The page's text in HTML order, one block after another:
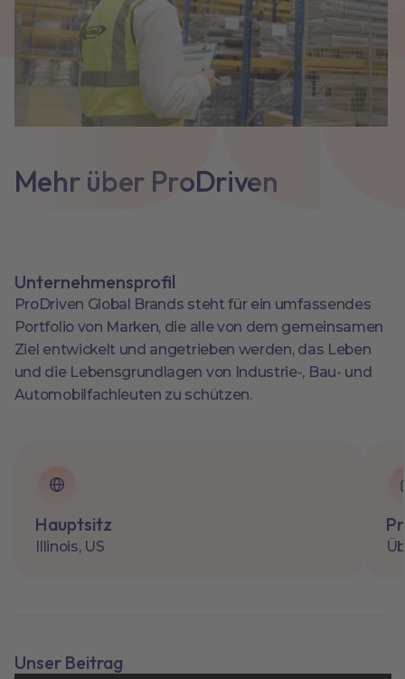
Mehr über ProDriven
Unternehmensprofil
ProDriven Global Brands steht für ein umfassendes
Portfolio von Marken, die alle von dem gemeinsamen
Ziel entwickelt und angetrieben werden, das Leben
und die Lebensgrundlagen von Industrie-, Bau- und
Automobilfachleuten zu schützen.
Hauptsitz
Illinois, US
Unser Beitrag